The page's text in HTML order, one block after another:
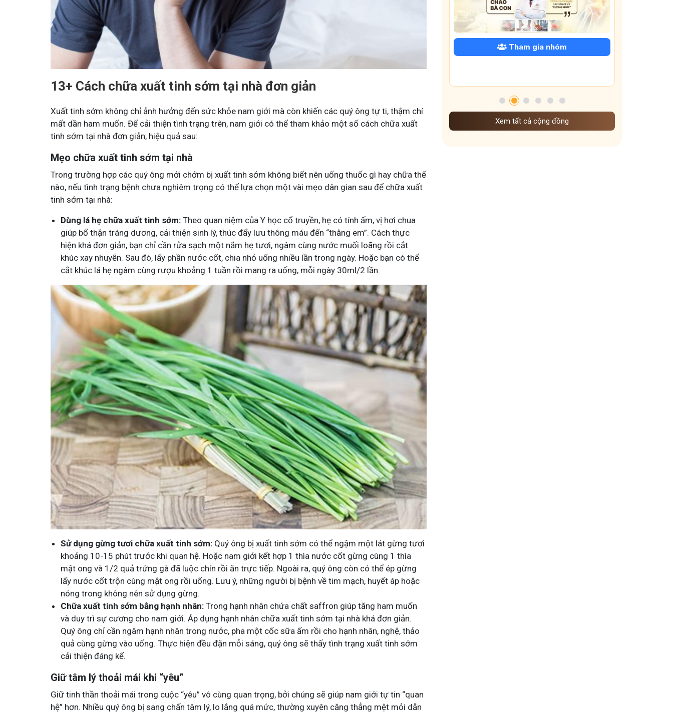
13+ Cách chữa xuất tinh sớm tại nhà đơn giản
Xuất tinh sớm không chỉ ảnh hưởng đến sức khỏe nam giới mà còn khiến các quý ông tự ti, thậm chí
mất dần ham muốn. Để cải thiện tình trạng trên, nam giới có thể tham khảo một số cách chữa xuất
tinh sớm tại nhà đơn giản, hiệu quả sau:
Mẹo chữa xuất tinh sớm tại nhà
Trong trường hợp các quý ông mới chớm bị xuất tinh sớm không biết nên uống thuốc gì hay chữa thế
nào, nếu tình trạng bệnh chưa nghiêm trọng có thể lựa chọn một vài mẹo dân gian sau để chữa xuất
tinh sớm tại nhà:
Dùng lá hẹ chữa xuất tinh sớm: Theo quan niệm của Y học cổ truyền, hẹ có tính ấm, vị hơi chua
giúp bổ thận tráng dương, cải thiện sinh lý, thúc đẩy lưu thông máu đến “thằng em”. Cách thực
hiện khá đơn giản, bạn chỉ cần rửa sạch một nắm hẹ tươi, ngâm cùng nước muối loãng rồi cắt
khúc xay nhuyễn. Sau đó, lấy phần nước cốt, chia nhỏ uống nhiều lần trong ngày. Hoặc bạn có thể
cắt khúc lá hẹ ngâm cùng rượu khoảng 1 tuần rồi mang ra uống, mỗi ngày 30ml/2 lần.
Sử dụng gừng tươi chữa xuất tinh sớm: Quý ông bị xuất tinh sớm có thể ngậm một lát gừng tươi
khoảng 10-15 phút trước khi quan hệ. Hoặc nam giới kết hợp 1 thìa nước cốt gừng cùng 1 thìa
mật ong và 1/2 quả trứng gà đã luộc chín rồi ăn trực tiếp. Ngoài ra, quý ông còn có thể ép gừng
lấy nước cốt trộn cùng mật ong rồi uống. Lưu ý, những người bị bệnh về tim mạch, huyết áp hoặc
nóng trong không nên sử dụng gừng.
Chữa xuất tinh sớm bằng hạnh nhân: Trong hạnh nhân chứa chất saffron giúp tăng ham muốn
và duy trì sự cương cho nam giới. Áp dụng hạnh nhân chữa xuất tinh sớm tại nhà khá đơn giản.
Quý ông chỉ cần ngâm hạnh nhân trong nước, pha một cốc sữa ấm rồi cho hạnh nhân, nghệ, thảo
quả cùng gừng vào uống. Thực hiện đều đặn mỗi sáng, quý ông sẽ thấy tình trạng xuất tinh sớm
cải thiện đáng kể.
Giữ tâm lý thoải mái khi “yêu”
Giữ tinh thần thoải mái trong cuộc “yêu” vô cùng quan trọng, bởi chúng sẽ giúp nam giới tự tin “quan
hệ” hơn. Nhiều quý ông bị sang chấn tâm lý, lo lắng quá mức, thường xuyên căng thẳng mệt mỏi dẫn
Xem tất cả cộng đồng